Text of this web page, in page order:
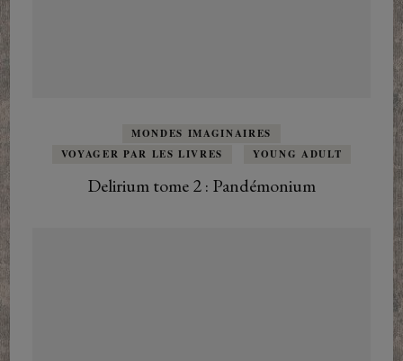
MONDES IMAGINAIRES
VOYAGER PAR LES LIVRES
YOUNG ADULT
Delirium tome 2 : Pandémonium